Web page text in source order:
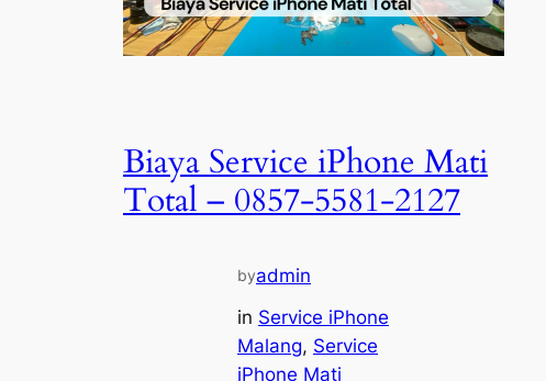
Biaya Service iPhone Mati
Total – 0857-5581-2127
byadmin
in Service iPhone
Malang, Service
iPhone Mati